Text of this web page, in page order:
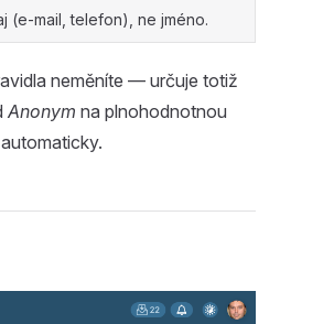
(e-mail, telefon), ne jméno.
neměníte — určuje totiž
Anonym na plnohodnotnou